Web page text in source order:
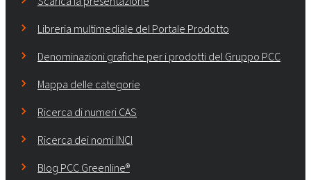
Libreria multimediale del Portale Prodotto
Denominazioni grafiche per i prodotti del Gruppo PCC
Mappa delle categorie
Ricerca di numeri CAS
Ricerca dei nomi INCI
Blog PCC Greenline®